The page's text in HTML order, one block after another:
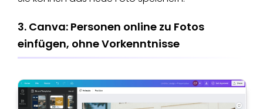
3. Canva: Personen online zu Fotos
einfügen, ohne Vorkenntnisse